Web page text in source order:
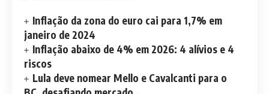
Inflação da zona do euro cai para 1,7% em
janeiro de 2024
Inflação abaixo de 4% em 2026: 4 alívios e 4
riscos
Lula deve nomear Mello e Cavalcanti para o